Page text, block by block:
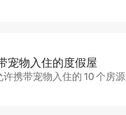
宠物入住的度假屋
许携带宠物入住的 10 个房源